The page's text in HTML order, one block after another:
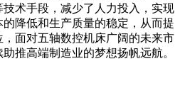
术手段，减少了人力投入，实现
降低和生产质量的稳定，从而提
面对五轴数控机床广阔的未来市
推高端制造业的梦想扬帆远航。